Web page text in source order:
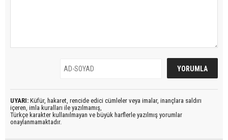
UYARI: Küfür, hakaret, rencide edici cümleler veya imalar, inançlara saldırı
içeren, imla kuralları ile yazılmamış,
Türkçe karakter kullanılmayan ve büyük harflerle yazılmış yorumlar
onaylanmamaktadır.